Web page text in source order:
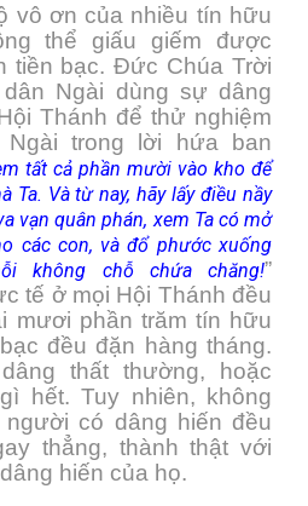
vô ơn của nhiều tín hữu
thể giấu giếm được
tiền bạc. Đức Chúa Trời
Ngài dùng sự dâng
Thánh để thử nghiệm
trong lời hứa ban
tất cả phần mười vào kho để
Ta. Và từ nay, hãy lấy điều nầy
vạn quân phán, xem Ta có mở
các con, và đổ phước xuống
không chỗ chứa chăng!”
tế ở mọi Hội Thánh đều
mươi phần trăm tín hữu
đều đặn hàng tháng.
thất thường, hoặc
hết. Tuy nhiên, không
có dâng hiến đều
thẳng, thành thật với
hiến của họ.